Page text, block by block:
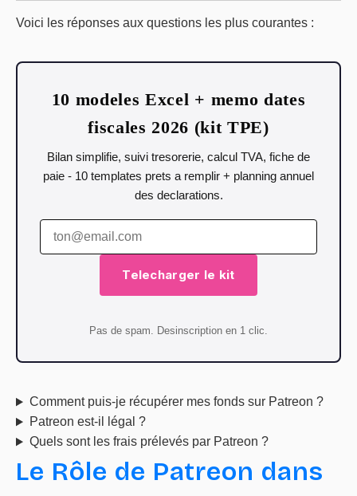
Voici les réponses aux questions les plus courantes :
10 modeles Excel + memo dates
fiscales 2026 (kit TPE)
Bilan simplifie, suivi tresorerie, calcul TVA, fiche de
paie - 10 templates prets a remplir + planning annuel
des declarations.
Telecharger le kit
Pas de spam. Desinscription en 1 clic.
Comment puis-je récupérer mes fonds sur Patreon ?
Patreon est-il légal ?
Quels sont les frais prélevés par Patreon ?
Le Rôle de Patreon dans